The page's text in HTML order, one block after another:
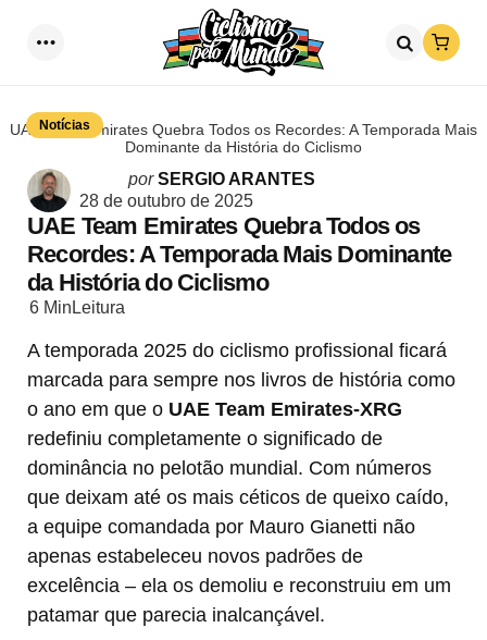
Loja
Notícias
UAE Team Emirates Quebra Todos os Recordes: A Temporada Mais
Dominante da História do Ciclismo
Postado
por
porSERGIO ARANTES
28 de outubro de 2025
UAE Team Emirates Quebra Todos os
Recordes: A Temporada Mais Dominante
da História do Ciclismo
6 Min Leitura
A temporada 2025 do ciclismo profissional ficará
marcada para sempre nos livros de história como
o ano em que o UAE Team Emirates-XRG
redefiniu completamente o significado de
dominância no pelotão mundial. Com números
que deixam até os mais céticos de queixo caído,
a equipe comandada por Mauro Gianetti não
apenas estabeleceu novos padrões de
excelência – ela os demoliu e reconstruiu em um
patamar que parecia inalcançável.